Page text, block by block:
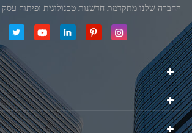
החברה שלנו השיגה את המטרה האיכותי, כאשר
ג'אדברסולם ושות 'בע"מהיה